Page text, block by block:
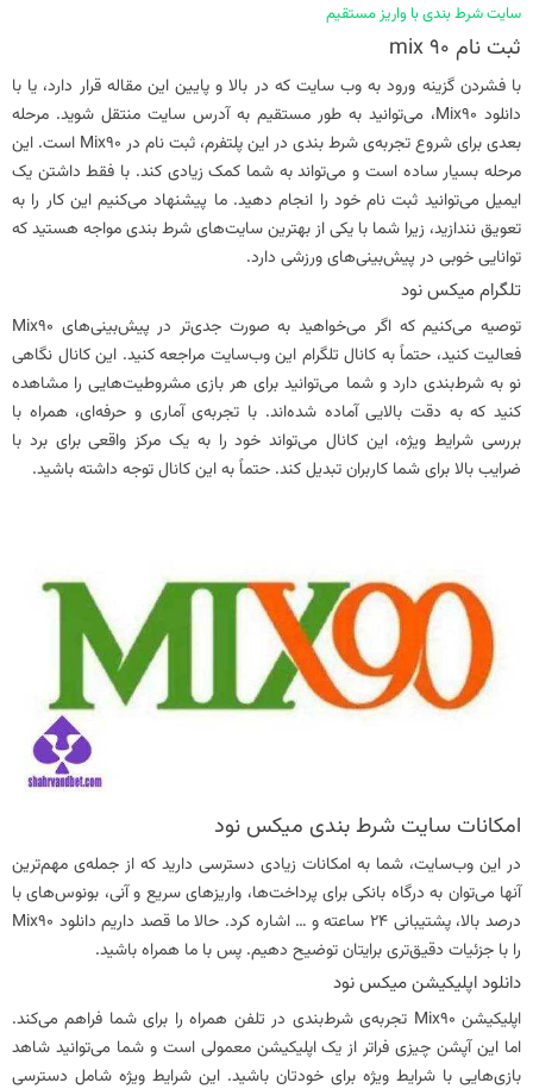
سایت شرط بندی با واریز مستقیم
ثبت نام mix 90
با فشردن گزینه ورود به وب سایت که در بالا و پایین این مقاله قرار دارد، یا با
دانلود Mix90، می‌توانید به طور مستقیم به آدرس سایت منتقل شوید. مرحله
بعدی برای شروع تجربه‌ی شرط بندی در این پلتفرم، ثبت نام در Mix90 است. این
مرحله بسیار ساده است و می‌تواند به شما کمک زیادی کند. با فقط داشتن یک
ایمیل می‌توانید ثبت نام خود را انجام دهید. ما پیشنهاد می‌کنیم این کار را به
تعویق نندازید، زیرا شما با یکی از بهترین سایت‌های شرط بندی مواجه هستید که
توانایی خوبی در پیش‌بینی‌های ورزشی دارد.
تلگرام میکس نود
توصیه می‌کنیم که اگر می‌خواهید به صورت جدی‌تر در پیش‌بینی‌های Mix90
فعالیت کنید، حتماً به کانال تلگرام این وب‌سایت مراجعه کنید. این کانال نگاهی
نو به شرط‌بندی دارد و شما می‌توانید برای هر بازی مشروطیت‌هایی را مشاهده
کنید که به دقت بالایی آماده شده‌اند. با تجربه‌ی آماری و حرفه‌ای، همراه با
بررسی شرایط ویژه، این کانال می‌تواند خود را به یک مرکز واقعی برای برد با
ضرایب بالا برای شما کاربران تبدیل کند. حتماً به این کانال توجه داشته باشید.
امکانات سایت شرط بندی میکس نود
در این وب‌سایت، شما به امکانات زیادی دسترسی دارید که از جمله‌ی مهم‌ترین
آنها می‌توان به درگاه بانکی برای پرداخت‌ها، واریزهای سریع و آنی، بونوس‌های با
درصد بالا، پشتیبانی ۲۴ ساعته و … اشاره کرد. حالا ما قصد داریم دانلود Mix90
را با جزئیات دقیق‌تری برایتان توضیح دهیم. پس با ما همراه باشید.
دانلود اپلیکیشن میکس نود
اپلیکیشن Mix90 تجربه‌ی شرط‌بندی در تلفن همراه را برای شما فراهم می‌کند.
اما این آپشن چیزی فراتر از یک اپلیکیشن معمولی است و شما می‌توانید شاهد
بازی‌هایی با شرایط ویژه برای خودتان باشید. این شرایط ویژه شامل دسترسی